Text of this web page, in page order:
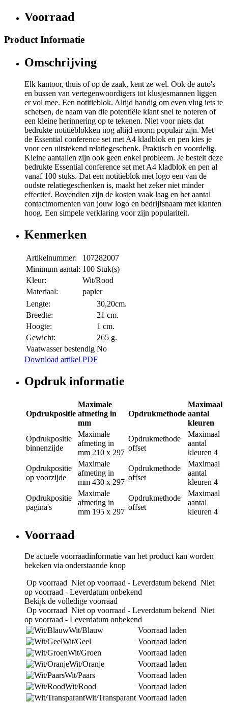
Voorraad
Product Informatie
Omschrijving
Elk kantoor, thuis of op de zaak, kent ze wel. Ook de auto's
en bussen van vertegenwoordigers tot klusjesmannen liggen
er vol mee. Een notitieblok. Altijd handig om even vlug iets te
schetsen, de naam van die potentiële klant snel te noteren of
een kleine herinnering op te tekenen. Niet voor niets dat
bedrukte notitieblokken nog altijd enorm populair zijn. Met
de Essential conference set met A4 kladblok en pen kies je
voor een uitstekend relatiegeschenk. Praktisch en voordelig.
Kleine aantallen zijn ook geen enkel probleem. Je bestelt deze
bedrukte Essential conference set met A4 kladblok en pen al
vanaf 100 stuks. Dat een notitieblok met logo een van de
oudste relatiegeschenken is, maakt het zeker niet minder
effectief. Bovendien zijn de kosten vaak laag en het aantal
contactmomenten van jouw logo en bedrijfsnaam met klanten
hoog. Een simpele verklaring voor zijn populariteit.
Kenmerken
Artikelnummer:
107282007
Minimum aantal: 100 Stuk(s)
Kleur:
Wit/Rood
Materiaal:
papier
Lengte:
30,20cm.
Breedte:
21 cm.
Hoogte:
1 cm.
Gewicht:
265 g.
Vaatwasser bestendig No
Download artikel PDF
Opdruk informatie
Opdrukpositie
Maximale
afmeting in
mm
Opdrukmethode
Maximaal
aantal
kleuren
Opdrukpositie
binnenzijde
Maximale
afmeting in
mm 210 x 297
Opdrukmethode
offset
Maximaal
aantal
kleuren 4
Opdrukpositie
op voorzijde
Maximale
afmeting in
mm 430 x 297
Opdrukmethode
offset
Maximaal
aantal
kleuren 4
Opdrukpositie
pagina's
Maximale
afmeting in
mm 195 x 297
Opdrukmethode
offset
Maximaal
aantal
kleuren 4
Voorraad
De actuele voorraadinformatie van het product kan worden
bekeken via onderstaande knop
Op voorraad Niet op voorraad - Leverdatum bekend Niet
op voorraad - Leverdatum onbekend
Bekijk de volledige voorraad
Op voorraad Niet op voorraad - Leverdatum bekend Niet
op voorraad - Leverdatum onbekend
Wit/Blauw
Voorraad laden
Wit/Geel
Voorraad laden
Wit/Groen
Voorraad laden
Wit/Oranje
Voorraad laden
Wit/Paars
Voorraad laden
Wit/Rood
Voorraad laden
Wit/Transparant Voorraad laden